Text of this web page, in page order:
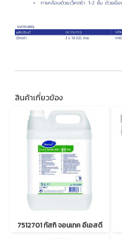
สินค้าเกี่ยวข้อง
7512701 ทัสกิ จอนเทค อีเอสดี